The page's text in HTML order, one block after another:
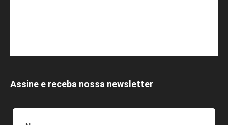
Assine e receba nossa newsletter